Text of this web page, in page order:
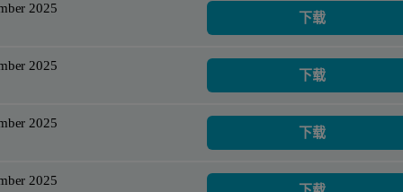
2025
下载
2025
下载
2025
下载
2025